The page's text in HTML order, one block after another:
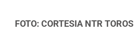
FOTO: CORTESIA NTR TOROS